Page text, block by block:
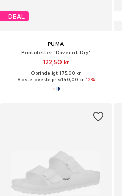
DEAL
PUMA
Pantoletter 'Divecat Dry'
122,50 kr
Oprindeligt: 175,00 kr
Sidste laveste pris:140,00 kr-12%